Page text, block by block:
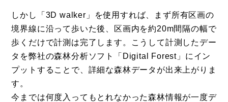
しかし「3D walker」を使用すれば、まず所有区画の
境界線に沿って歩いた後、区画内を約20m間隔の幅で
歩くだけで計測は完了します。こうして計測したデー
タを弊社の森林分析ソフト「Digital Forest」にイン
プットすることで、詳細な森林データが出来上がりま
す。
今までは何度入ってもとれなかった森林情報が一度デ